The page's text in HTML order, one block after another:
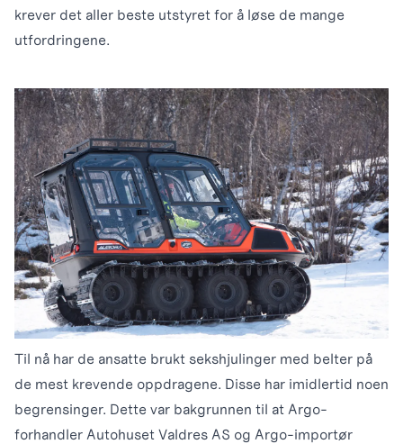
krever det aller beste utstyret for å løse de mange
utfordringene.
Til nå har de ansatte brukt sekshjulinger med belter på
de mest krevende oppdragene. Disse har imidlertid noen
begrensinger. Dette var bakgrunnen til at Argo-
forhandler Autohuset Valdres AS og Argo-importør